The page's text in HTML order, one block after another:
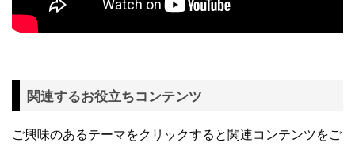
関連するお役立ちコンテンツ
ご興味のあるテーマをクリックすると関連コンテンツをご